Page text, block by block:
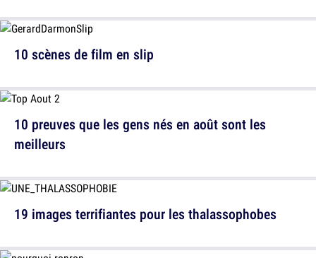
10 preuves que les gens nés en août sont les
meilleurs
10 scènes de film en slip
19 images terrifiantes pour les thalassophobes